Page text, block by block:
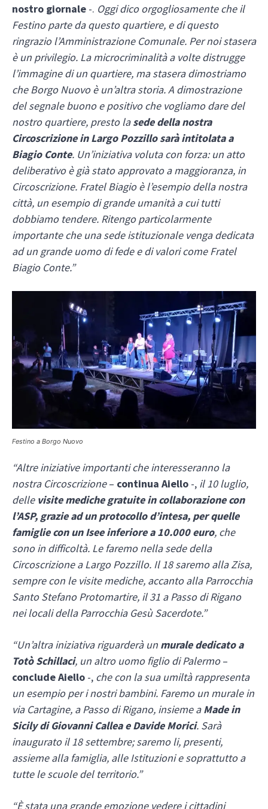
nostro giornale -. Oggi dico orgogliosamente che il
Festino parte da questo quartiere, e di questo
ringrazio l’Amministrazione Comunale. Per noi stasera
è un privilegio. La microcriminalità a volte distrugge
l’immagine di un quartiere, ma stasera dimostriamo
che Borgo Nuovo è un’altra storia. A dimostrazione
del segnale buono e positivo che vogliamo dare del
nostro quartiere, presto lasede della nostra
Circoscrizione in Largo Pozzillo sarà intitolata a
Biagio Conte. Un’iniziativa voluta con forza: un atto
deliberativo è già stato approvato a maggioranza, in
Circoscrizione. Fratel Biagio è l’esempio della nostra
città, un esempio di grande umanità a cui tutti
dobbiamo tendere. Ritengo particolarmente
importante che una sede istituzionale venga dedicata
ad un grande uomo di fede e di valori come Fratel
Biagio Conte.”
Festino a Borgo Nuovo
“Altre iniziative importanti che interesseranno la
nostra Circoscrizione– continua Aiello -, il 10 luglio,
delle visite mediche gratuite in collaborazione con
l’ASP, grazie ad un protocollo d’intesa, per quelle
famiglie con un Isee inferiore a 10.000 euro, che
sono in difficoltà. Le faremo nella sede della
Circoscrizione a Largo Pozzillo. Il 18 saremo alla Zisa,
sempre con le visite mediche, accanto alla Parrocchia
Santo Stefano Protomartire, il 31 a Passo di Rigano
nei locali della Parrocchia Gesù Sacerdote.”
“Un’altra iniziativa riguarderà un murale dedicato a
Totò Schillaci, un altro uomo figlio di Palermo–
conclude Aiello -, che con la sua umiltà rappresenta
un esempio per i nostri bambini. Faremo un murale in
via Cartagine, a Passo di Rigano, insieme aMade in
Sicily di Giovanni Callea e Davide Morici. Sarà
inaugurato il 18 settembre; saremo li, presenti,
assieme alla famiglia, alle Istituzioni e soprattutto a
tutte le scuole del territorio.”
“È stata una grande emozione vedere i cittadini